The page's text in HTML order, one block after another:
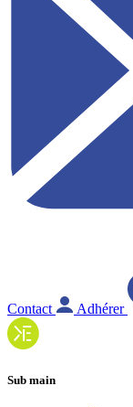
Contact Adhérer
Sub main